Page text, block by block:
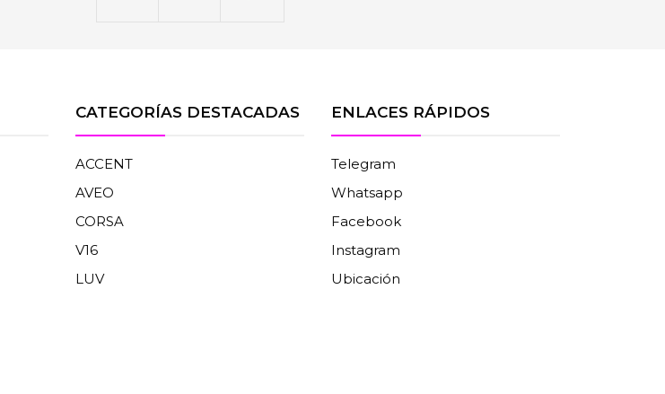
CATEGORÍAS DESTACADAS
ACCENT
AVEO
CORSA
V16
LUV
ENLACES RÁPIDOS
Telegram
Whatsapp
Facebook
Instagram
Ubicación